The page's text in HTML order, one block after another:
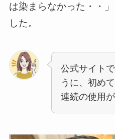
は染まらなかった・・
した。
公式サイト
うに、初め
連続の使用